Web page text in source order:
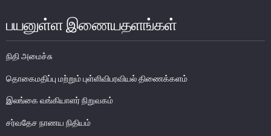
உள்நாட்டின் வெளிநாட்டுச் செலாவணிச் சந்தை
வெளிநாட்டுச் செலாவணி உலகளாவிய குறியீட்டைப் பின்பற்றுதல்
பயனுள்ள இணையதளங்கள்
நிதி அமைச்சு
தொகைமதிப்பு மற்றும் புள்ளிவிபரவியல் திணைக்களம்
இலங்கை வங்கியாளர் நிறுவகம்
சர்வதேச நாணய நிதியம்